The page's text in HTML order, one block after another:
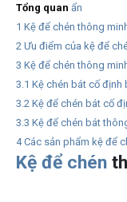
Tổng quan ẩn
1 Kệ để chén thông
2 Ưu điểm của kệ để
3 Kệ để chén thông
3.1 Kệ chén bát cố định
3.2 Kệ để chén bát cố
3.3 Kệ để chén bát
4 Các sản phẩm kệ để
Kệ để chén